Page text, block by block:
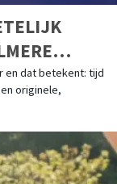
en dat betekent: tijd
originele,